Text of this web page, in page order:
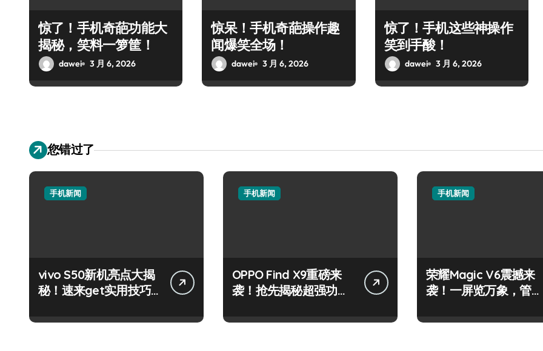
惊了！手机奇葩功能大
揭秘，笑料一箩筐！
dawei 3 月 6, 2026
惊呆！手机奇葩操作趣
闻爆笑全场！
dawei 3 月 6, 2026
惊了！手机这些神操作
笑到手酸！
dawei 3 月 6, 2026
您错过了
手机新闻
vivo S50新机亮点大揭
秘！速来get实用技巧
手机新闻
OPPO Find X9重磅来
袭！抢先揭秘超强功能
手机新闻
荣耀Magic V6震撼来
袭！一屏览万象，管家